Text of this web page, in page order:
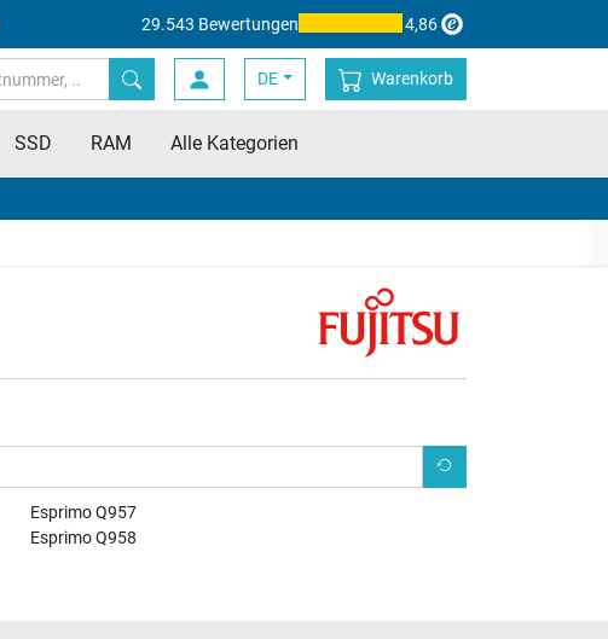
29.543 Bewertungen 4,86
DE Warenkorb
SSD RAM Alle Kategorien
Esprimo Q957
Esprimo Q958